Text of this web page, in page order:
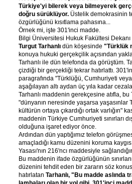
Türkiye'yi bilerek veya bilmeyerek
doğru sürüklüyor. Üstelik demokrasinin
özgürlüğünü kısıtlama pahasına...
Örnek mi, işte 301'inci madde.
Bilgi Üniversitesi Hukuk Fakültesi
Turgut Tarhanlı dün köşesinde "Türklük
konuya hukuki gerçekçilik açısından
Tarhanlı ile dün telefonda da görüştüm.
çizdiği bir gerçekliği tekrar hatırlattı.
paragrafında "Türklüğü, Cumhuriyeti
aşağılayan altı aydan üç yıla kadar
Tarhanlı maddenin gerekçesine atıfla, bu
"dünyanın neresinde yaşarsa yaşasınlar
kültürün ortaya çıkardığı ortak varlığın"
maddenin Türkiye Cumhuriyeti sınırları
olduğuna işaret ediyor önce.
Ardından dün yaptığımız telefon
amaçladığı kamu düzenini koruma
Yasası'nın 216'ncı maddesiyle
Bu maddenin ifade özgürlüğünün
düzenini tehdit eden bir zararın söz
hatırlatan Tarhanlı, "Bu madde aslında